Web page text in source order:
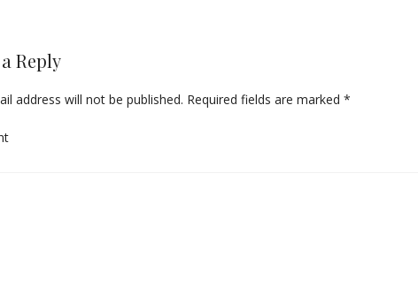
Reply
address will not be published. Required fields are marked *